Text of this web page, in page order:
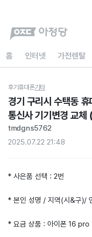
홈 인터넷 가전렌탈
후기휴대폰기타
경기 구리시 수택동
통신사 기기변경 교
티타늄) 현금지원 아정
tmdgns5762
2025.07.22 21:48
* 사은품 선택 : 2번
* 본인 성명 / 지역(시&구)/
* 요금 상품 : 아이폰 16 pro